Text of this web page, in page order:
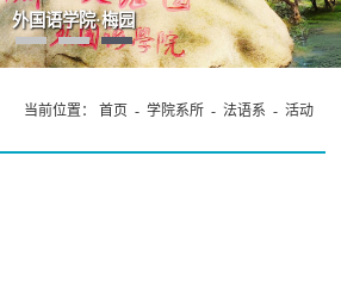
外国语学院·梅园
当前位置： 首页 - 学院系所- 法语系 - 活动